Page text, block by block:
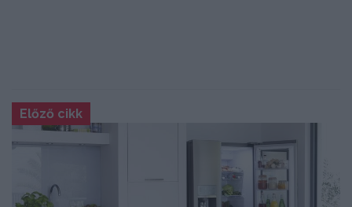
Előző cikk